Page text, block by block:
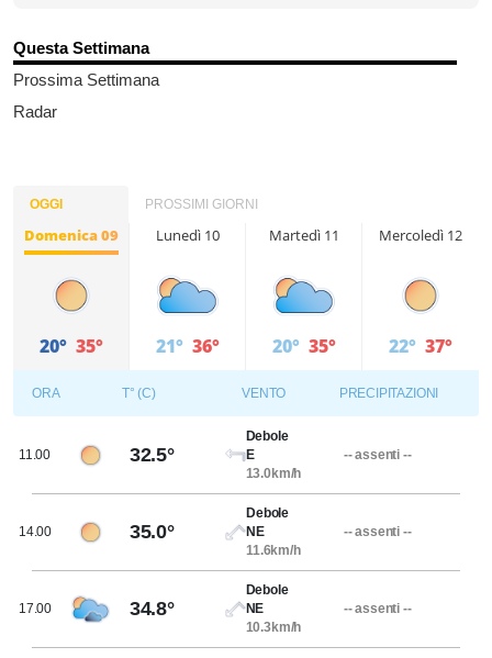
Questa Settimana
Prossima Settimana
Radar
OGGI PROSSIMI GIORNI
Domenica 09
20° 35°
Lunedì 10
21° 36°
Martedì 11
20° 35°
Mercoledì 12
22° 37°
ORA T° (C) VENTO PRECIPITAZIONI
11.00 32.5°
Debole
E
13.0km/h
-- assenti --
14.00 35.0°
Debole
NE
11.6km/h
-- assenti --
17.00 34.8°
Debole
NE
10.3km/h
-- assenti --